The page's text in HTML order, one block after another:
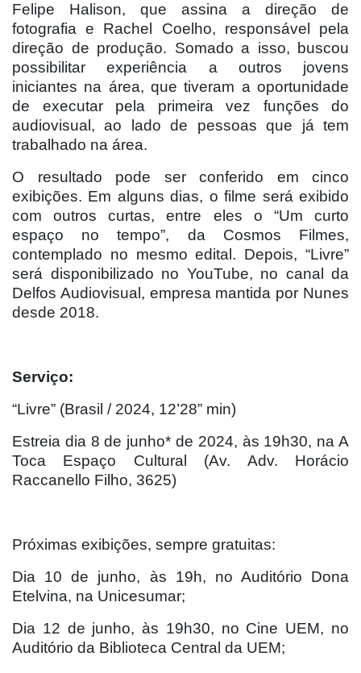
Felipe Halison, que assina a direção de
fotografia e Rachel Coelho, responsável pela
direção de produção. Somado a isso, buscou
possibilitar experiência a outros jovens
iniciantes na área, que tiveram a oportunidade
de executar pela primeira vez funções do
audiovisual, ao lado de pessoas que já tem
trabalhado na área.
O resultado pode ser conferido em cinco
exibições. Em alguns dias, o filme será exibido
com outros curtas, entre eles o “Um curto
espaço no tempo”, da Cosmos Filmes,
contemplado no mesmo edital. Depois, “Livre”
será disponibilizado no YouTube, no canal da
Delfos Audiovisual, empresa mantida por Nunes
desde 2018.
Serviço:
“Livre” (Brasil / 2024, 12’28” min)
Estreia dia 8 de junho* de 2024, às 19h30, na A
Toca Espaço Cultural (Av. Adv. Horácio
Raccanello Filho, 3625)
Próximas exibições, sempre gratuitas:
Dia 10 de junho, às 19h, no Auditório Dona
Etelvina, na Unicesumar;
Dia 12 de junho, às 19h30, no Cine UEM, no
Auditório da Biblioteca Central da UEM;